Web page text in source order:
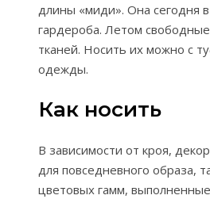
длины «миди». Она сегодня
гардероба. Летом
тканей. Носить их можно с
одежды.
Как носить
В зависимости от кроя,
для повседневного образа,
цветовых гамм,